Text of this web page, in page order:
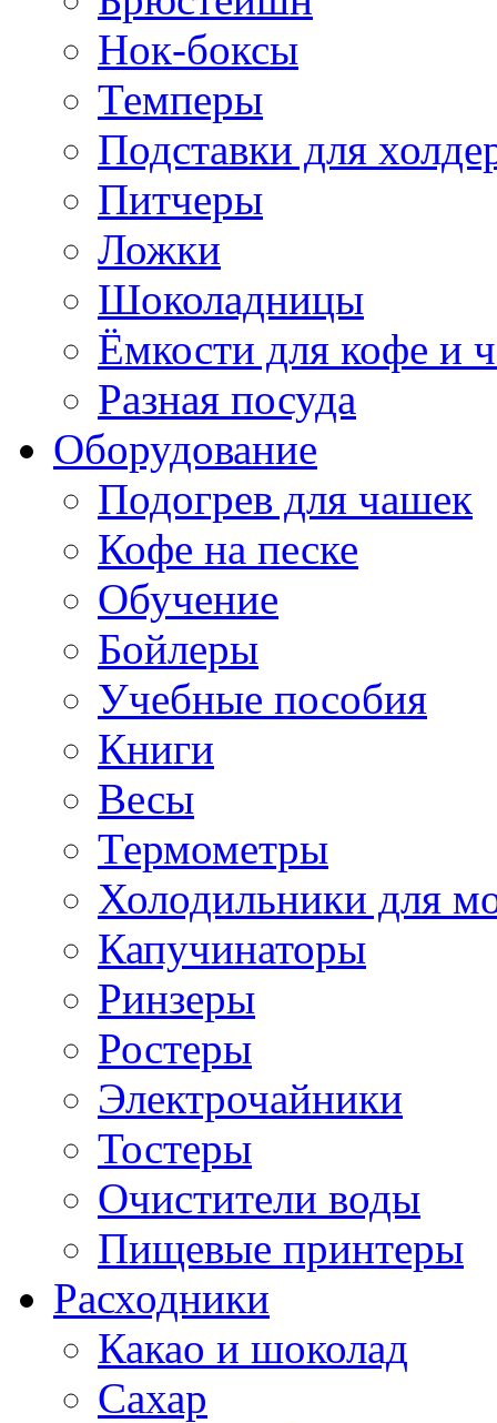
Нок-боксы
Темперы
Подставки для
Питчеры
Ложки
Шоколадницы
Ёмкости для кофе и
Разная посуда
Оборудование
Подогрев для чашек
Кофе на песке
Обучение
Бойлеры
Учебные пособия
Книги
Весы
Термометры
Холодильники для
Капучинаторы
Ринзеры
Ростеры
Электрочайники
Тостеры
Очистители воды
Пищевые принтеры
Расходники
Какао и шоколад
Сахар